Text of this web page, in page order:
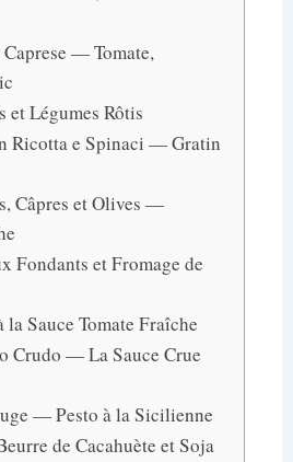
— Tomate,
et Légumes Rôtis
Ricotta e Spinaci — Gratin
Câpres et Olives —
Fondants et Fromage de
Sauce Tomate Fraîche
Crudo — La Sauce Crue
— Pesto à la Sicilienne
de Cacahuète et Soja